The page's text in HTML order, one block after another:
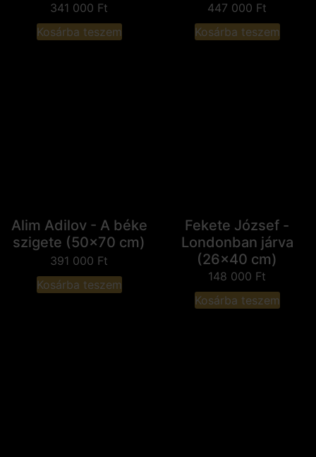
341 000 Ft
Kosárba teszem
447 000 Ft
Kosárba teszem
Alim Adilov - A béke
szigete (50x70 cm)
391 000 Ft
Kosárba teszem
Fekete József -
Londonban járva
(26x40 cm)
148 000 Ft
Kosárba teszem